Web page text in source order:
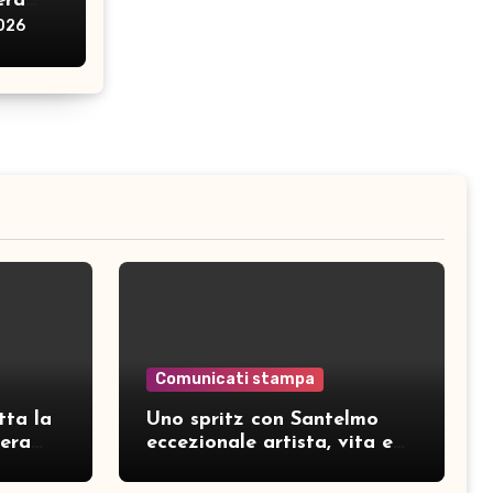
la
Comunicati stampa
Uno spritz con Santelmo
eccezionale artista, vita e
ridere” (acoustic version)